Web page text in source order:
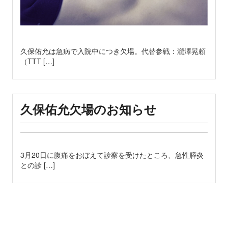
久保佑允は急病で入院中につき欠場。代替参戦：瀧澤晃頼
（TTT […]
久保佑允欠場のお知らせ
3月20日に腹痛をおぼえて診察を受けたところ、急性膵炎
との診 […]